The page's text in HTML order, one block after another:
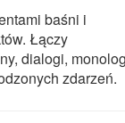
baśni i
Łączy
dialogi,
zdarzeń.